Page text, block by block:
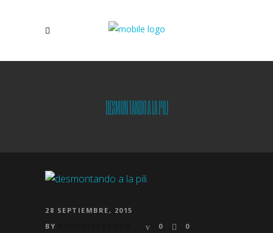
DESMONTANDO A LA PILI
28 SEPTIEMBRE, 2015
BY
0 0